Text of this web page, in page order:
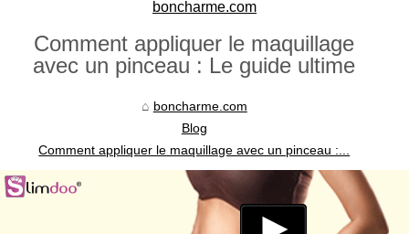
Comment appliquer le maquillage
avec un pinceau : Le guide ultime
boncharme.com
Blog
Comment appliquer le maquillage avec un pinceau :...
boncharme.com